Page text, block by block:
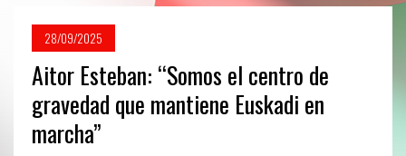
28/09/2025
Aitor Esteban: “Somos el centro de
gravedad que mantiene Euskadi en
marcha”